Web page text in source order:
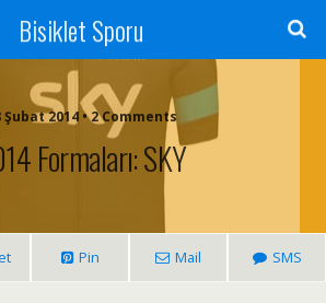
Bisiklet Sporu
Şubat 2014 • 2 Comments
Formaları: SKY
Pin Mail SMS